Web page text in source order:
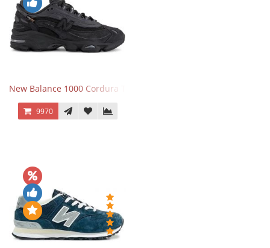
New Balance 1000 Cordura Trainers Black Cement
9970